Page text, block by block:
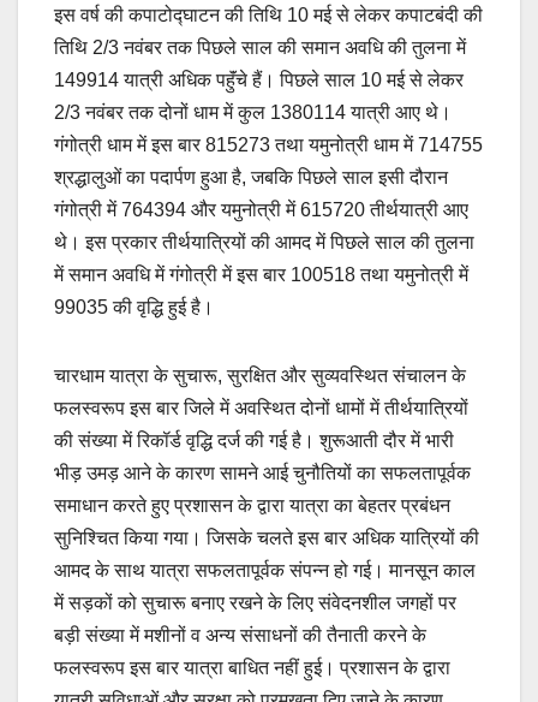
इस वर्ष की कपाटोद्घाटन की तिथि 10 मई से लेकर कपाटबंदी की
तिथि 2/3 नवंबर तक पिछले साल की समान अवधि की तुलना में
149914 यात्री अधिक पहॅुंचे हैं। पिछले साल 10 मई से लेकर
2/3 नवंबर तक दोनों धाम में कुल 1380114 यात्री आए थे।
गंगोत्री धाम में इस बार 815273 तथा यमुनोत्री धाम में 714755
श्रद्धालुओं का पदार्पण हुआ है, जबकि पिछले साल इसी दौरान
गंगोत्री में 764394 और यमुनोत्री में 615720 तीर्थयात्री आए
थे। इस प्रकार तीर्थयात्रियों की आमद में पिछले साल की तुलना
में समान अवधि में गंगोत्री में इस बार 100518 तथा यमुनोत्री में
99035 की वृद्धि हुई है।
चारधाम यात्रा के सुचारू, सुरक्षित और सुव्यवस्थित संचालन के
फलस्वरूप इस बार जिले में अवस्थित दोनों धामों में तीर्थयात्रियों
की संख्या में रिकॉर्ड वृद्धि दर्ज की गई है। शुरूआती दौर में भारी
भीड़ उमड़ आने के कारण सामने आई चुनौतियों का सफलतापूर्वक
समाधान करते हुए प्रशासन के द्वारा यात्रा का बेहतर प्रबंधन
सुनिश्चित किया गया। जिसके चलते इस बार अधिक यात्रियों की
आमद के साथ यात्रा सफलतापूर्वक संपन्न हो गई। मानसून काल
में सड़कों को सुचारू बनाए रखने के लिए संवेदनशील जगहों पर
बड़ी संख्या में मशीनों व अन्य संसाधनों की तैनाती करने के
फलस्वरूप इस बार यात्रा बाधित नहीं हुई। प्रशासन के द्वारा